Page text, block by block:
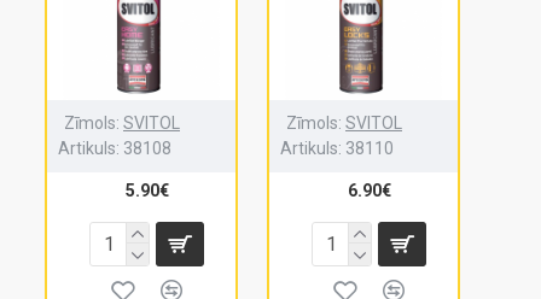
Zīmols: SVITOL
Artikuls: 38108
5.90€
Zīmols: SVITOL
Artikuls: 38110
6.90€